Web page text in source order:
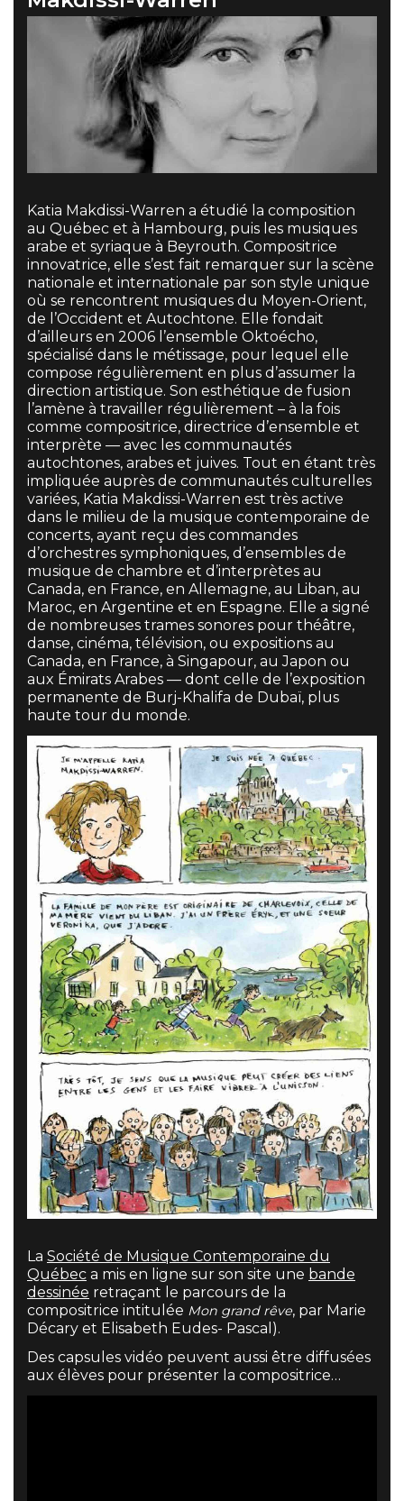
Katia Makdissi-Warren a étudié la composition
au Québec et à Hambourg, puis les musiques
arabe et syriaque à Beyrouth. Compositrice
innovatrice, elle s’est fait remarquer sur la scène
nationale et internationale par son style unique
où se rencontrent musiques du Moyen-Orient,
de l’Occident et Autochtone. Elle fondait
d’ailleurs en 2006 l’ensemble Oktoécho,
spécialisé dans le métissage, pour lequel elle
compose régulièrement en plus d’assumer la
direction artistique. Son esthétique de fusion
l’amène à travailler régulièrement – à la fois
comme compositrice, directrice d’ensemble et
interprète — avec les communautés
autochtones, arabes et juives. Tout en étant très
impliquée auprès de communautés culturelles
variées, Katia Makdissi-Warren est très active
dans le milieu de la musique contemporaine de
concerts, ayant reçu des commandes
d’orchestres symphoniques, d’ensembles de
musique de chambre et d’interprètes au
Canada, en France, en Allemagne, au Liban, au
Maroc, en Argentine et en Espagne. Elle a signé
de nombreuses trames sonores pour théâtre,
danse, cinéma, télévision, ou expositions au
Canada, en France, à Singapour, au Japon ou
aux Émirats Arabes — dont celle de l’exposition
permanente de Burj-Khalifa de Dubaï, plus
haute tour du monde.
La Société de Musique Contemporaine du
Québec a mis en ligne sur son site une bande
dessinée retraçant le parcours de la
compositrice intitulée Mon grand rêve, par Marie
Décary et Elisabeth Eudes- Pascal).
Des capsules vidéo peuvent aussi être diffusées
aux élèves pour présenter la compositrice…